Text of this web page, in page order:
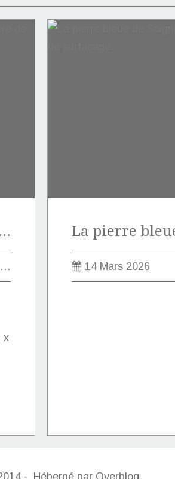
Vente exceptionnelle de dalles en pierre marbrière de Marquise de type "Notre-Dame".
…
x
14 Mars 2026
- Hébergé par Overblog